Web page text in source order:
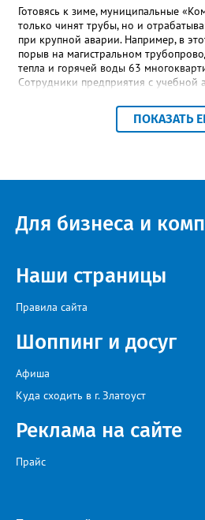
Готовясь к зиме, муниципальные
только чинят трубы, но и
при крупной аварии. Например, в
порыв на магистральном
тепла и горячей воды 63
Сотрудники предприятия с учебной
отметили и недочёты. «Например,
несвоевременно приняли меры для
— сообщила начальник Главного
оперативно делиться информацией
заинтересованными – от поставщика
ПОКАЗАТЬ
Для бизнеса и
Наши страницы
Правила сайта
Шоппинг и досуг
Афиша
Куда сходить в г. Златоуст
Реклама на сайте
Прайс